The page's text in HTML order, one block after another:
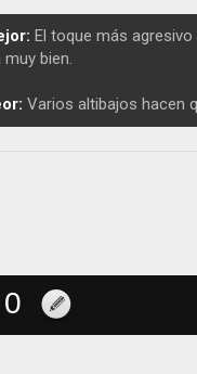
El toque más
muy bien.
Varios altibajos hacen